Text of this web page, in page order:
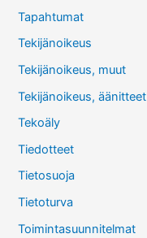
Tapahtumat
Tekijänoikeus
Tekijänoikeus, muut
Tekijänoikeus, äänitteet
Tekoäly
Tiedotteet
Tietosuoja
Tietoturva
Toimintasuunnitelmat